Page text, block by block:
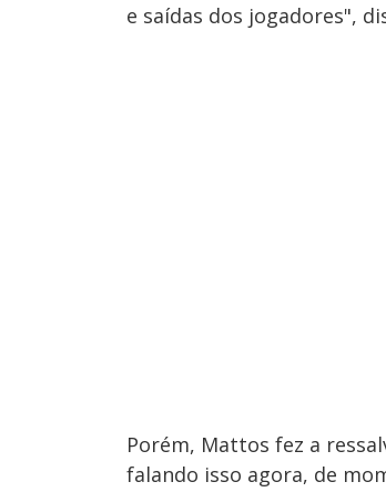
e saídas dos jogadores",
Porém, Mattos fez a
falando isso agora, de